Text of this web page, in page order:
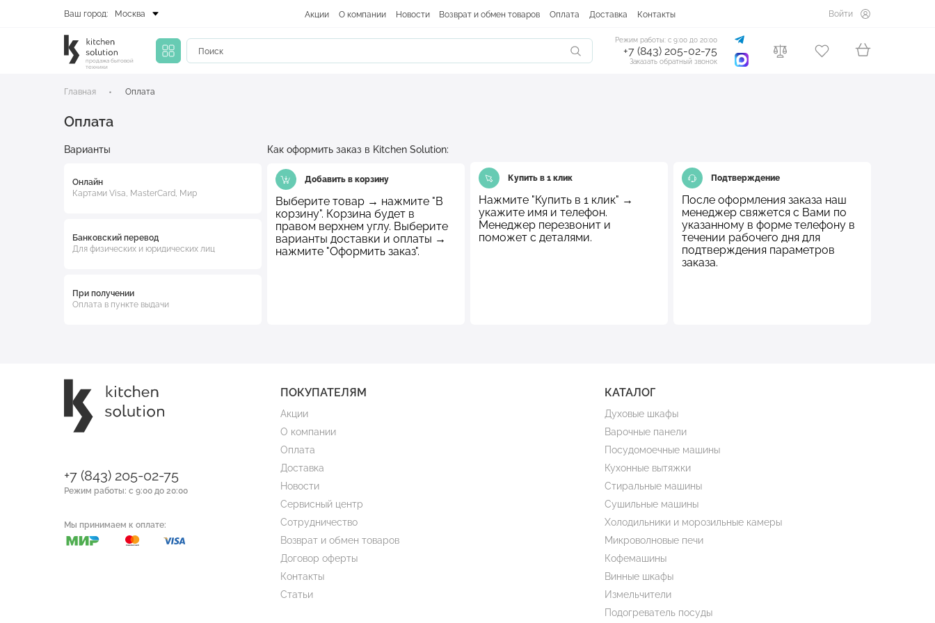
Ваш город: Москва Акции О компании Новости Возврат и обмен товаров Оплата Доставка Контакты Войти
продажа бытовой
техники
Режим работы: с 9:00 до 20:00
+7 (843) 205-02-75
Заказать обратный звонок
Главная Оплата
Оплата
Варианты
Онлайн
Картами Visa, MasterCard, Мир
Банковский перевод
Для физических и юридических лиц
При получении
Оплата в пункте выдачи
Как оформить заказ в Kitchen Solution:
Добавить в корзину
Выберите товар → нажмите "В
корзину". Корзина будет в
правом верхнем углу. Выберите
варианты доставки и оплаты →
нажмите "Оформить заказ".
Купить в 1 клик
Нажмите "Купить в 1 клик" →
укажите имя и телефон.
Менеджер перезвонит и
поможет с деталями.
Подтверждение
После оформления заказа наш
менеджер свяжется с Вами по
указанному в форме телефону в
течении рабочего дня для
подтверждения параметров
заказа.
+7 (843) 205-02-75
Режим работы: с 9:00 до 20:00
Мы принимаем к оплате:
ПОКУПАТЕЛЯМ
Акции
О компании
Оплата
Доставка
Новости
Сервисный центр
Сотрудничество
Возврат и обмен товаров
Договор оферты
Контакты
Статьи
КАТАЛОГ
Духовые шкафы
Варочные панели
Посудомоечные машины
Кухонные вытяжки
Стиральные машины
Сушильные машины
Холодильники и морозильные камеры
Микроволновые печи
Кофемашины
Винные шкафы
Измельчители
Подогреватель посуды